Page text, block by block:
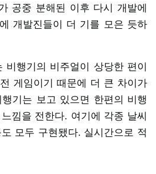
공중 분해된 이후 다시 개발에
개발진들이 더 기를 모은 듯하
비행기의 비주얼이 상당한 편이
게임이기 때문에 더 큰 차이가
기는 보고 있으면 한편의 비행
낌을 전한다. 여기에 각종 날씨
모두 구현됐다. 실시간으로 적